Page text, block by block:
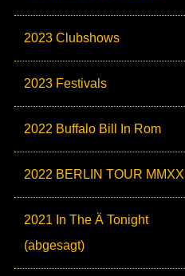
2023 Clubshows
2023 Festivals
2022 Buffalo Bill In Rom
2022 BERLIN TOUR MMXXII
2021 In The Ä Tonight
(abgesagt)